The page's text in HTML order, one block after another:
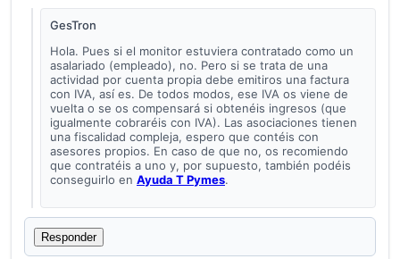
GesTron
Hola. Pues si el monitor estuviera contratado como un
asalariado (empleado), no. Pero si se trata de una
actividad por cuenta propia debe emitiros una factura
con IVA, así es. De todos modos, ese IVA os viene de
vuelta o se os compensará si obtenéis ingresos (que
igualmente cobraréis con IVA). Las asociaciones tienen
una fiscalidad compleja, espero que contéis con
asesores propios. En caso de que no, os recomiendo
que contratéis a uno y, por supuesto, también podéis
conseguirlo en Ayuda T Pymes.
Responder